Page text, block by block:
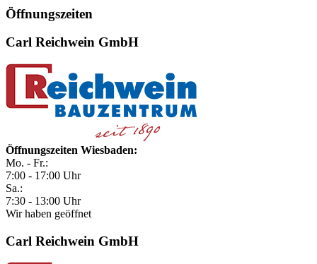
Öffnungszeiten
Carl Reichwein GmbH
Öffnungszeiten Wiesbaden:
Mo. - Fr.:
7:00 - 17:00 Uhr
Sa.:
7:30 - 13:00 Uhr
Wir haben geöffnet
Carl Reichwein GmbH